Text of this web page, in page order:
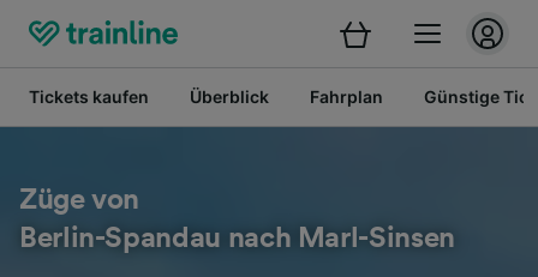
Tickets kaufen Überblick Fahrplan Günstige
Züge von
Berlin-Spandau nach Marl-Sinsen